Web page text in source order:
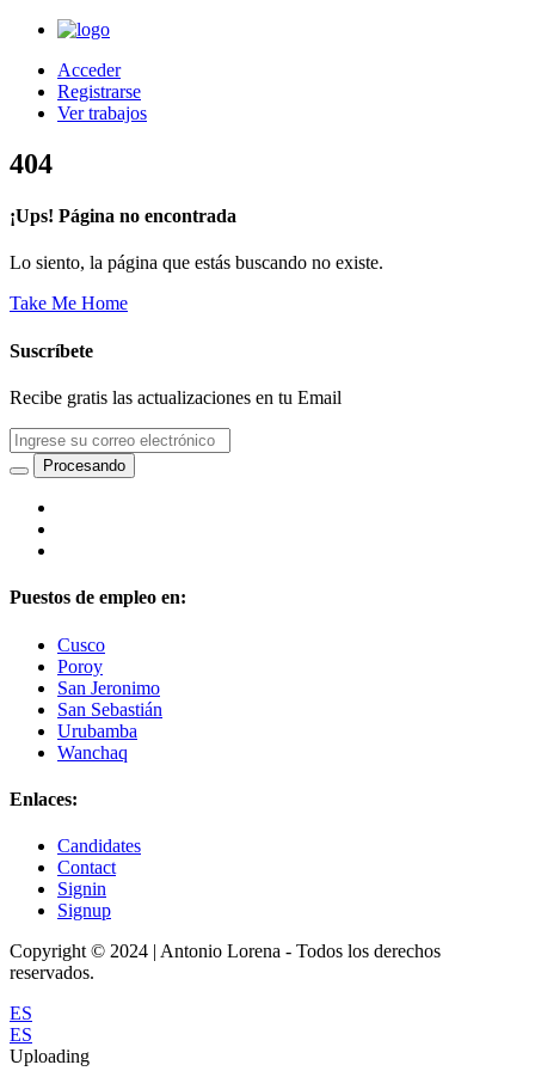
Acceder
Registrarse
Ver trabajos
404
¡Ups! Página no encontrada
Lo siento, la página que estás buscando no existe.
Take Me Home
Suscríbete
Recibe gratis las actualizaciones en tu Email
Puestos de empleo en:
Cusco
Poroy
San Jeronimo
San Sebastián
Urubamba
Wanchaq
Enlaces:
Candidates
Contact
Signin
Signup
Copyright © 2024 | Antonio Lorena - Todos los derechos
reservados.
ES
ES
Uploading